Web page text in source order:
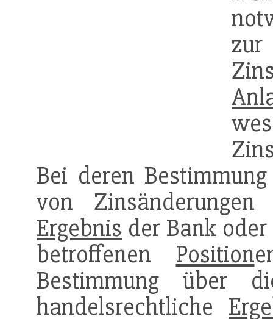
Bei deren
von
Ergebnis der Bank
betroffenen Position
Bestimmung über
handelsrechtliche